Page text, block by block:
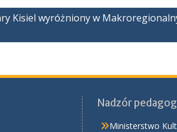
Kisiel wyróżniony w
Nadzór
Ministerstwo